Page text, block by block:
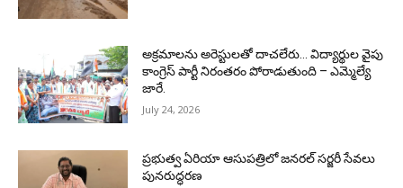
అక్రమాలను అరెస్టులతో దాచలేరు… విద్యార్థుల వైపు
కాంగ్రెస్ పార్టీ నిరంతరం పోరాడుతుంది – ఎమ్మెల్యే
జారే.
July 24, 2026
ప్రభుత్వ ఏరియా ఆసుపత్రిలో జనరల్ సర్జరీ సేవలు
పునరుద్ధరణ